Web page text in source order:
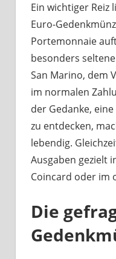
Ein wichtiger Reiz
Euro-
Portemonnaie
besonders
San Marino, dem
im normalen
der Gedanke,
zu entdecken,
lebendig.
Ausgaben gezielt
Coincard oder im
Die